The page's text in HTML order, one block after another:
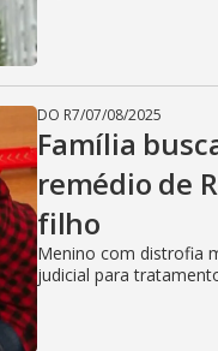
DO R7/07/08/2025
Família
remédio de
filho
Menino com distrofia
judicial para